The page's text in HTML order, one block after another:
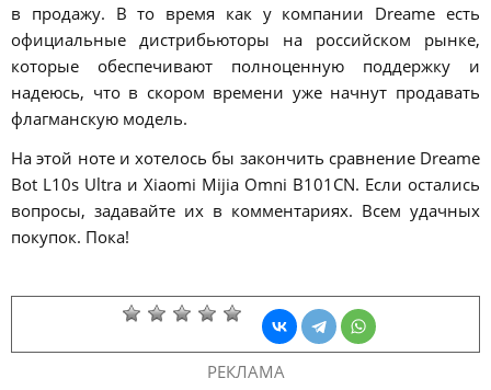
в продажу. В то время как у компании Dreame есть
официальные дистрибьюторы на российском рынке,
которые обеспечивают полноценную поддержку и
надеюсь, что в скором времени уже начнут продавать
флагманскую модель.
На этой ноте и хотелось бы закончить сравнение Dreame
Bot L10s Ultra и Xiaomi Mijia Omni B101CN. Если остались
вопросы, задавайте их в комментариях. Всем удачных
покупок. Пока!
РЕКЛАМА